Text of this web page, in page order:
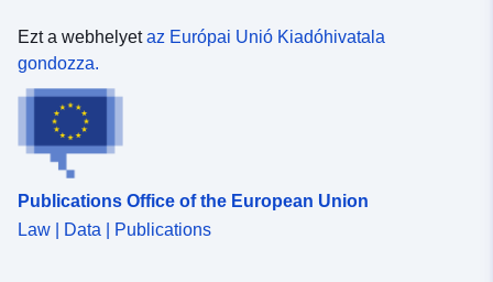
Ezt a webhelyetaz Európai Unió Kiadóhivatala
gondozza.
Publications Office of the European Union
Law | Data | Publications